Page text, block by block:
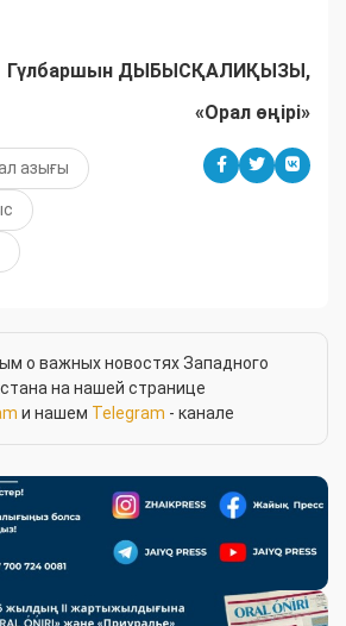
Гүлбаршын ДЫБЫСҚАЛИҚЫЗЫ,
«Орал өңірі»
азығы
о важных новостях Западного
на нашей странице
и нашем Telegram - канале